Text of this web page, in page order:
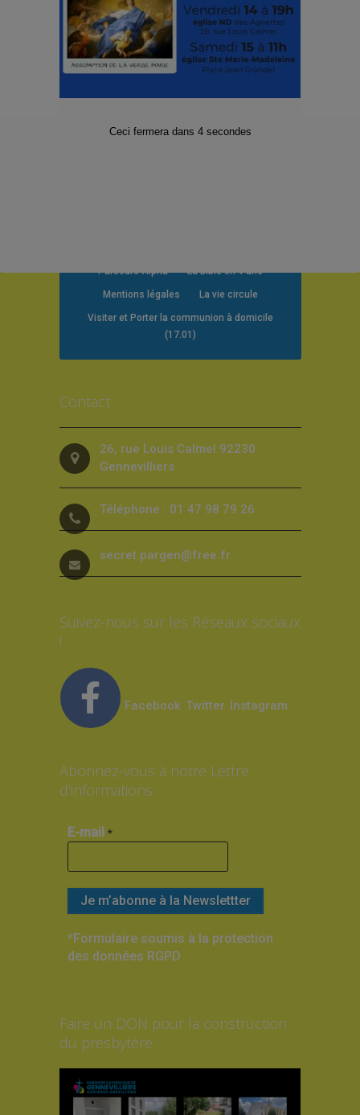
Grésillons 2025
Parcours Alpha La Bible en 4 ans
Mentions légales La vie circule
Visiter et Porter la communion à domicile
(17.01)
Contact
26, rue Louis Calmel 92230
Gennevilliers
Téléphone : 01 47 98 79 26
secret.pargen@free.fr
Suivez-nous sur les Réseaux sociaux
!
Facebook Twitter Instagram
Abonnez-vous à notre Lettre
d’informations
E-mail *
*Formulaire soumis à la protection
des données RGPD
Faire un DON pour la construction
du presbytère
Ceci fermera dans 4secondes